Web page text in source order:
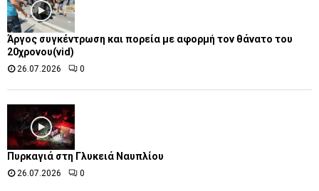
Άργος συγκέντρωση και πορεία με αφορμή τον θάνατο του
20χρονου(vid)
26.07.2026 0
Πυρκαγιά στη Γλυκειά Ναυπλίου
26.07.2026 0